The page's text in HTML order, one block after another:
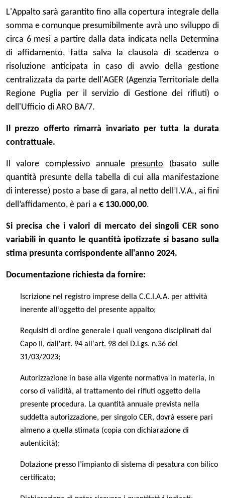
L'Appalto sarà garantito fino alla copertura integrale della
somma e comunque presumibilmente avrà uno sviluppo di
circa 6 mesi a partire dalla data indicata nella Determina
di affidamento, fatta salva la clausola di scadenza o
risoluzione anticipata in caso di avvio della gestione
centralizzata da parte dell'AGER (Agenzia Territoriale della
Regione Puglia per il servizio di Gestione dei rifiuti) o
dell'Ufficio di ARO BA/7.
Il prezzo offerto rimarrà invariato per tutta la durata
contrattuale.
Il valore complessivo annuale presunto (basato sulle
quantità presunte della tabella di cui alla manifestazione
di interesse) posto a base di gara, al netto dell’I.V.A., ai fini
dell’affidamento, è pari a € 130.000,00.
Si precisa che i valori di mercato dei singoli CER sono
variabili in quanto le quantità ipotizzate si basano sulla
stima presunta corrispondente all'anno 2024.
Documentazione richiesta da fornire:
Iscrizione nel registro imprese della C.C.I.A.A. per attività
inerente all’oggetto del presente appalto;
Requisiti di ordine generale i quali vengono disciplinati dal
Capo II, dall'art. 94 all'art. 98 del D.Lgs. n.36 del
31/03/2023;
Autorizzazione in base alla vigente normativa in materia, in
corso di validità, al trattamento dei rifiuti oggetto della
presente procedura. La quantità annuale prevista nella
suddetta autorizzazione, per singolo CER, dovrà essere pari
almeno a quella stimata (copia con dichiarazione di
autenticità);
Dotazione presso l’impianto di sistema di pesatura con bilico
certificato;